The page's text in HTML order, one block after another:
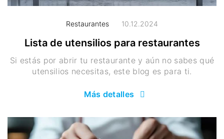
Restaurantes 10.12.2024
Lista de utensilios para restaurantes
Si estás por abrir tu restaurante y aún no sabes qué
utensilios necesitas, este blog es para ti.
Más detalles